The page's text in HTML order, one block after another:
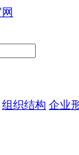
组织结构 企业